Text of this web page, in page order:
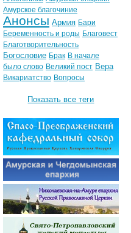
Амурское благочиние
Анонсы Армия Бари
Беременность и роды Благовест
Благотворительность
Богословие Брак В начале
было слово Великий пост Вера
Викариатство Вопросы
Показать все теги